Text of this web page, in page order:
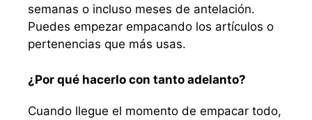
semanas o incluso meses de antelación.
Puedes empezar empacando los artículos o
pertenencias que más usas.
¿Por qué hacerlo con tanto adelanto?
Cuando llegue el momento de empacar todo,